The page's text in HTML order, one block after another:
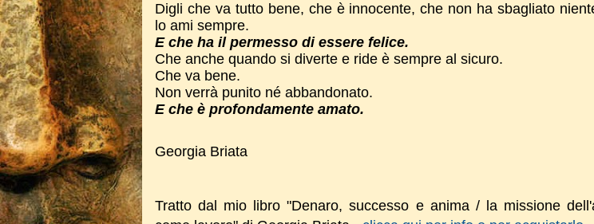
Digli che va tutto bene, che è innocente, che non ha sbagliato
lo ami sempre.
E che ha il permesso di essere felice.
Che anche quando si diverte e ride è sempre al sicuro.
Che va bene.
Non verrà punito né abbandonato.
E che è profondamente amato.
Georgia Briata
Tratto dal mio libro "Denaro, successo e anima / la missione